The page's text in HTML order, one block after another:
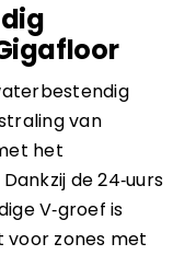
van
het
de 24‑uurs
V‑groef is
zones met